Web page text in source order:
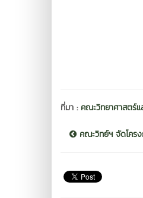
ที่มา : คณะวิทยาศาสตร์แ
คณะวิทย์ฯ จัดโครง